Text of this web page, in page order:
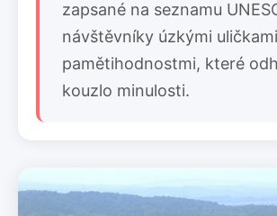
zapsané na seznamu
návštěvníky úzkými
pamětihodnostmi, které
kouzlo minulosti.